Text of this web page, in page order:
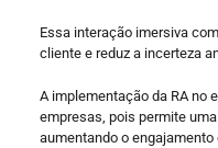
Essa interação imersiva
cliente e reduz a incerteza
A implementação da RA no
empresas, pois permite
aumentando o